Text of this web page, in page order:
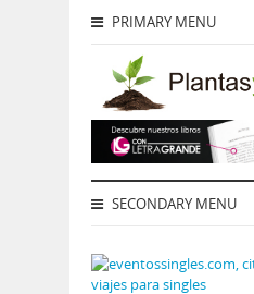
PRIMARY MENU
SECONDARY MENU